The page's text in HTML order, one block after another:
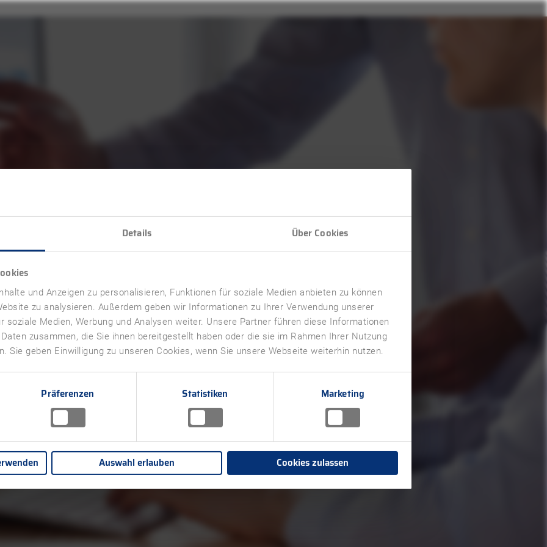
Details Über Cookies
und Anzeigen zu personalisieren, Funktionen für soziale Medien anbieten zu können
zu analysieren. Außerdem geben wir Informationen zu Ihrer Verwendung unserer
soziale Medien, Werbung und Analysen weiter. Unsere Partner führen diese Informationen
zusammen, die Sie ihnen bereitgestellt haben oder die sie im Rahmen Ihrer Nutzung
Sie geben Einwilligung zu unseren Cookies, wenn Sie unsere Webseite weiterhin nutzen.
Präferenzen Statistiken Marketing
Auswahl erlauben Cookies zulassen
Anmelden